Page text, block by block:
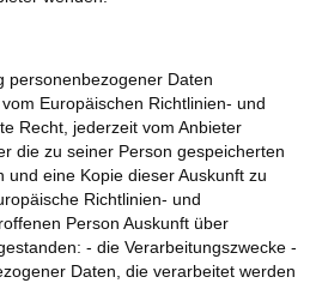
personenbezogener Daten
Europäischen Richtlinien- und
Recht, jederzeit vom Anbieter
die zu seiner Person gespeicherten
und eine Kopie dieser Auskunft zu
Richtlinien- und
Person Auskunft über
- die Verarbeitungszwecke -
Daten, die verarbeitet werden